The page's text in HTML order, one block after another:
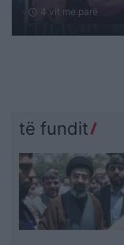
schedule 4 vit me parë
të fundit